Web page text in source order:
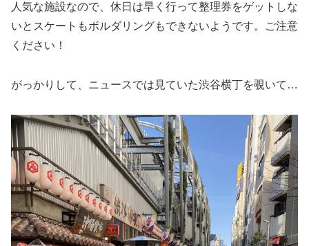
人気な施設なので、休日は早く行って整理券をゲットしな
いとスケートもボルダリングもできないようです。ご注意
ください！
がっかりして、ニュースでは見ていた渋谷横丁を覗いて…